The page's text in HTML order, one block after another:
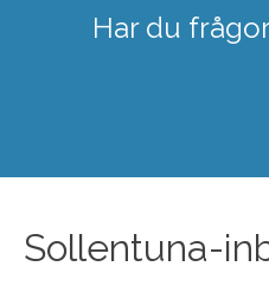
Har du
Sollentuna-